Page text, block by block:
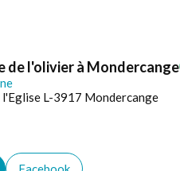
de l'olivier à Mondercange
l'Eglise L-3917 Mondercange